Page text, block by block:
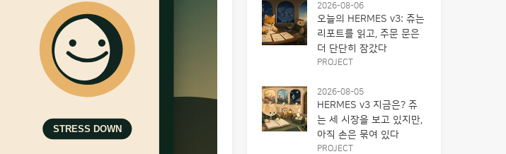
2026-08-06
오늘의 HERMES v3: 쥬는
리포트를 읽고, 주문 문은
더 단단히 잠갔다
PROJECT
2026-08-05
HERMES v3 지금은? 쥬
는 세 시장을 보고 있지만,
아직 손은 묶여 있다
PROJECT